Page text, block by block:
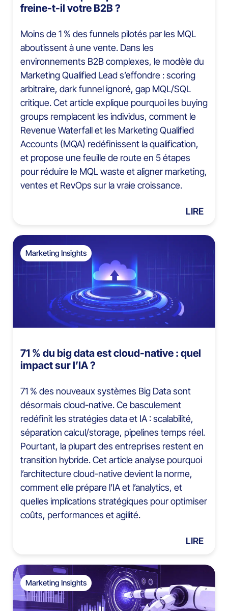
freine-t-il votre B2B ?
Moins de 1 % des funnels pilotés par les MQL
aboutissent à une vente. Dans les
environnements B2B complexes, le modèle du
Marketing Qualified Lead s’effondre : scoring
arbitraire, dark funnel ignoré, gap MQL/SQL
critique. Cet article explique pourquoi les buying
groups remplacent les individus, comment le
Revenue Waterfall et les Marketing Qualified
Accounts (MQA) redéfinissent la qualification,
et propose une feuille de route en 5 étapes
pour réduire le MQL waste et aligner marketing,
ventes et RevOps sur la vraie croissance.
LIRE
Marketing Insights
71 % du big data est cloud-native : quel
impact sur l’IA ?
71 % des nouveaux systèmes Big Data sont
désormais cloud-native. Ce basculement
redéfinit les stratégies data et IA : scalabilité,
séparation calcul/storage, pipelines temps réel.
Pourtant, la plupart des entreprises restent en
transition hybride. Cet article analyse pourquoi
l’architecture cloud-native devient la norme,
comment elle prépare l’IA et l’analytics, et
quelles implications stratégiques pour optimiser
coûts, performances et agilité.
LIRE
Marketing Insights